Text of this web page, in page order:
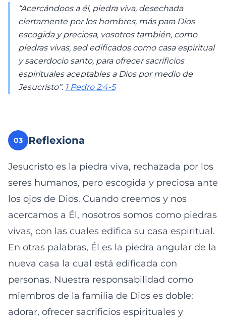
“Acercándoos a él, piedra viva, desechada
ciertamente por los hombres, más para Dios
escogida y preciosa, vosotros también, como
piedras vivas, sed edificados como casa espiritual
y sacerdocio santo, para ofrecer sacrificios
espirituales aceptables a Dios por medio de
Jesucristo”. 1 Pedro 2:4-5
03 Reflexiona
Jesucristo es la piedra viva, rechazada por los
seres humanos, pero escogida y preciosa ante
los ojos de Dios. Cuando creemos y nos
acercamos a Él, nosotros somos como piedras
vivas, con las cuales edifica su casa espiritual.
En otras palabras, Él es la piedra angular de la
nueva casa la cual está edificada con
personas. Nuestra responsabilidad como
miembros de la familia de Dios es doble:
adorar, ofrecer sacrificios espirituales y